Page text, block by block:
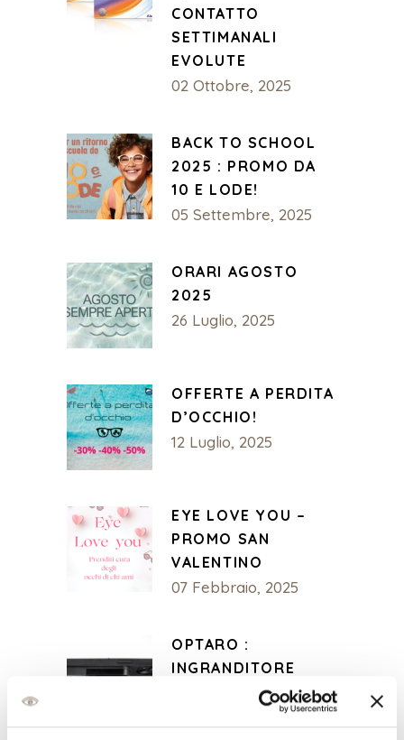
CONTATTO
SETTIMANALI
EVOLUTE
02 Ottobre, 2025
BACK TO SCHOOL
2025 : PROMO DA
10 E LODE!
05 Settembre, 2025
ORARI AGOSTO
2025
26 Luglio, 2025
OFFERTE A PERDITA
D’OCCHIO!
12 Luglio, 2025
EYE LOVE YOU –
PROMO SAN
VALENTINO
07 Febbraio, 2025
OPTARO :
INGRANDITORE
DEFINITIVO PER